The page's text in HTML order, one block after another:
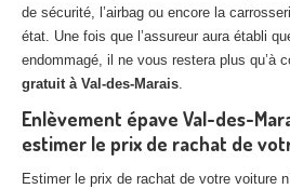
01 83 64 20
de sécurité, l’airbag ou encore la
état. Une fois que l’assureur aura établi
endommagé, il ne vous restera plus qu’à
gratuit à Val-des-Marais.
Enlèvement épave Val-des-
estimer le prix de rachat de
Estimer le prix de rachat de votre voiture